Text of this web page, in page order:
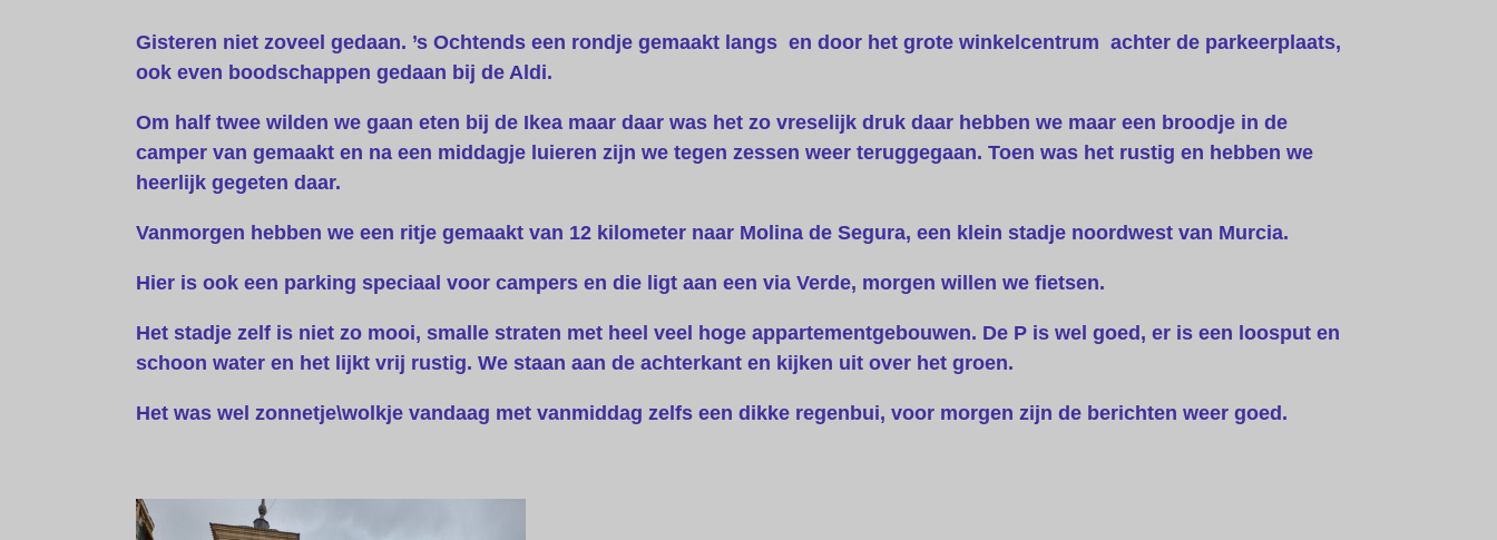
Gisteren niet zoveel gedaan. ’s Ochtends een rondje gemaakt langs en door het grote winkelcentrum achter de parkeerplaats,
ook even boodschappen gedaan bij de Aldi.
Om half twee wilden we gaan eten bij de Ikea maar daar was het zo vreselijk druk daar hebben we maar een broodje in de
camper van gemaakt en na een middagje luieren zijn we tegen zessen weer teruggegaan. Toen was het rustig en hebben we
heerlijk gegeten daar.
Vanmorgen hebben we een ritje gemaakt van 12 kilometer naar Molina de Segura, een klein stadje noordwest van Murcia.
Hier is ook een parking speciaal voor campers en die ligt aan een via Verde, morgen willen we fietsen.
Het stadje zelf is niet zo mooi, smalle straten met heel veel hoge appartementgebouwen. De P is wel goed, er is een loosput en
schoon water en het lijkt vrij rustig. We staan aan de achterkant en kijken uit over het groen.
Het was wel zonnetje\wolkje vandaag met vanmiddag zelfs een dikke regenbui, voor morgen zijn de berichten weer goed.